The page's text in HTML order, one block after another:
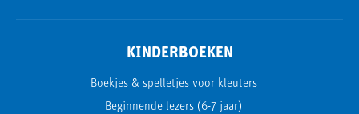
KINDERBOEKEN
Boekjes & spelletjes voor kleuters
Beginnende lezers (6-7 jaar)